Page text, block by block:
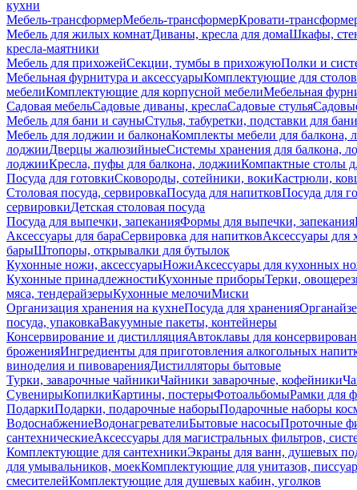
кухни
Мебель-трансформерМебель-трансформерКровати-
Мебель для жилых комнатДиваны, кресла для домаШкафы,
кресла-маятники
Мебель для прихожейСекции, тумбы в прихожуюПолки и
Мебельная фурнитура и аксессуарыКомплектующие для столов
мебелиКомплектующие для корпусной мебелиМебельная
Садовая мебельСадовые диваны, креслаСадовые стулья
Мебель для бани и сауныСтулья, табуретки, подставки для бани
Мебель для лоджии и балконаКомплекты мебели для балкона,
лоджииДверцы жалюзийныеСистемы хранения для балкона,
лоджииКресла, пуфы для балкона, лоджииКомпактные столы
Посуда для готовкиСковороды, сотейники, вокиКастрюли,
Столовая посуда, сервировкаПосуда для напитковПосуда для
сервировкиДетская столовая посуда
Посуда для выпечки, запеканияФормы для выпечки, запекания
Аксессуары для бараСервировка для напитковАксессуары для
барыШтопоры, открывалки для бутылок
Кухонные ножи, аксессуарыНожиАксессуары для кухонных
Кухонные принадлежностиКухонные приборыТерки,
мяса, тендерайзерыКухонные мелочиМиски
Организация хранения на кухнеПосуда для хранения
посуда, упаковкаВакуумные пакеты, контейнеры
Консервирование и дистилляцияАвтоклавы для
броженияИнгредиенты для приготовления алкогольных
виноделия и пивоваренияДистилляторы бытовые
Турки, заварочные чайникиЧайники заварочные, кофейники
СувенирыКопилкиКартины, постерыФотоальбомыРамки для
ПодаркиПодарки, подарочные наборыПодарочные наборы
ВодоснабжениеВодонагревателиБытовые насосыПроточные
сантехническиеАксессуары для магистральных фильтров,
Комплектующие для сантехникиЭкраны для ванн, душевых
для умывальников, моекКомплектующие для унитазов,
смесителейКомплектующие для душевых кабин, уголков